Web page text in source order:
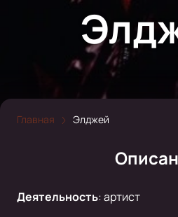
Главная Элджей
Деятельность:артист